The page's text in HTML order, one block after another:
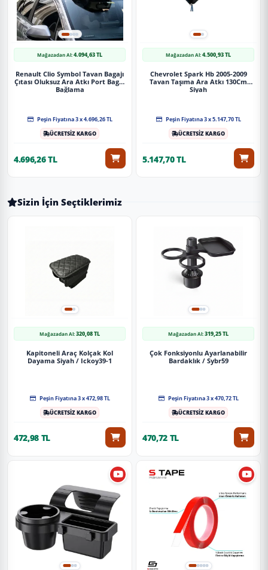
Mağazadan Al:4.094,63 TL
Renault Clio Symbol Tavan Bagajı
Çıtası Oluksuz Ara Atkı Port Bagaj
Bağlama
Peşin Fiyatına 3 x 4.696,26 TL
ÜCRETSİZ KARGO
4.696,26 TL
Mağazadan Al:4.500,93 TL
Chevrolet Spark Hb 2005-2009
Tavan Taşıma Ara Atkı 130Cm
Siyah
Peşin Fiyatına 3 x 5.147,70 TL
ÜCRETSİZ KARGO
5.147,70 TL
Sizin İçin Seçtiklerimiz
Mağazadan Al:320,08 TL
Kapitoneli Araç Kolçak Kol
Dayama Siyah / Ickoy39-1
Peşin Fiyatına 3 x 472,98 TL
ÜCRETSİZ KARGO
472,98 TL
Mağazadan Al:319,25 TL
Çok Fonksiyonlu Ayarlanabilir
Bardaklık / Sybr59
Peşin Fiyatına 3 x 470,72 TL
ÜCRETSİZ KARGO
470,72 TL